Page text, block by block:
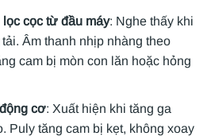
cọc từ đầu máy: Nghe thấy khi
Âm thanh nhịp nhàng theo
cam bị mòn con lăn hoặc hỏng
cơ: Xuất hiện khi tăng ga
Puly tăng cam bị kẹt, không xoay